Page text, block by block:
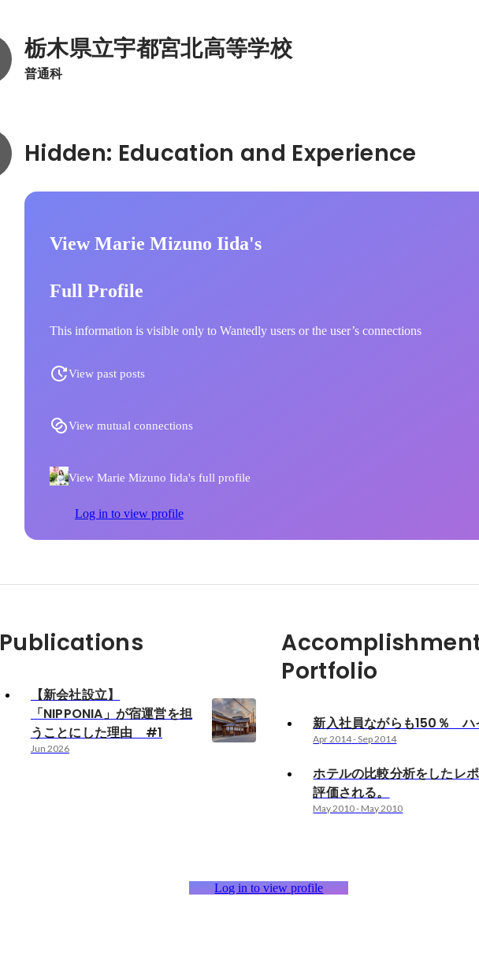
栃木県立宇都宮北高等学校
普通科
View Marie Mizuno Iida's
Full Profile
This information is visible only to Wantedly users or the user’s connections
View past posts
View mutual connections
View Marie Mizuno Iida's full profile
Log in to view profile
Publications
【新会社設立】
「NIPPONIA」が宿運営を担
うことにした理由 #1
Jun 2026
Portfolio
新入社員ながらも150％ ハ
Apr 2014-Sep 2014
ホテルの比較分析をしたレ
評価される。
May 2010- May 2010
Log in to view profile